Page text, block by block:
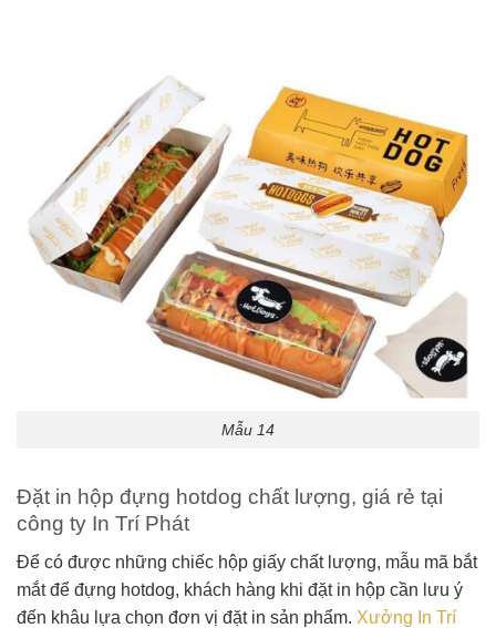
Mẫu 14
Đặt in hộp đựng hotdog chất lượng, giá rẻ tại
công ty In Trí Phát
Để có được những chiếc hộp giấy chất lượng, mẫu mã bắt
mắt để đựng hotdog, khách hàng khi đặt in hộp cần lưu ý
đến khâu lựa chọn đơn vị đặt in sản phẩm. Xưởng In Trí